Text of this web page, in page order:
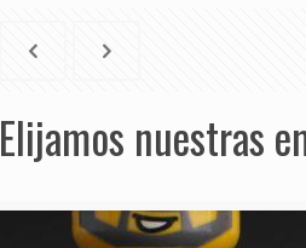
Elijamos nuestras